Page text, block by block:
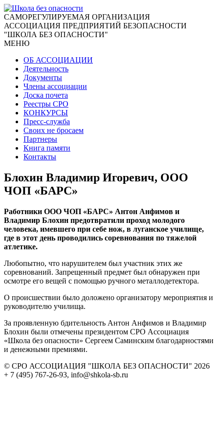
CАМОРЕГУЛИРУЕМАЯ ОРГАНИЗАЦИЯ
АССОЦИАЦИЯ ПРЕДПРИЯТИЙ БЕЗОПАСНОСТИ
"ШКОЛА БЕЗ ОПАСНОСТИ"
МЕНЮ
ОБ АССОЦИАЦИИ
Деятельность
Документы
Члены ассоциации
Доска почета
Реестры СРО
КОНКУРСЫ
Пресс-служба
Своих не бросаем
Партнеры
Книга памяти
Контакты
Блохин Владимир Игоревич, ООО
ЧОП «БАРС»
Работники ООО ЧОП «БАРС» Антон Анфимов и
Владимир Блохин предотвратили проход молодого
человека, имевшего при себе нож, в луганское училище,
где в этот день проводились соревнования по тяжелой
атлетике.
Любопытно, что нарушителем был участник этих же
соревнований. Запрещенный предмет был обнаружен при
осмотре его вещей с помощью ручного металлодетектора.
О происшествии было доложено организатору мероприятия и
руководителю училища.
За проявленную бдительность Антон Анфимов и Владимир
Блохин были отмечены президентом СРО Ассоциация
«Школа без опасности» Сергеем Саминским благодарностями
и денежными премиями.
© СРО АССОЦИАЦИЯ "ШКОЛА БЕЗ ОПАСНОСТИ" 2026
+ 7 (495) 767-26-93, info@shkola-sb.ru